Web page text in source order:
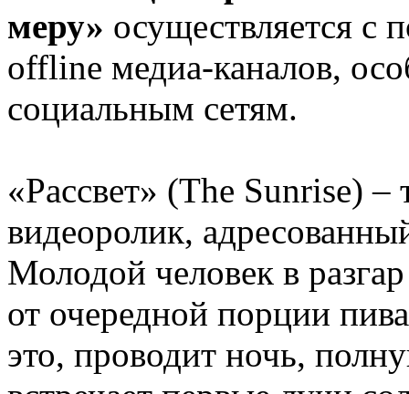
меру» осуществляется
offline медиа-каналов,
социальным сетям.
«Рассвет» (The Sunrise) –
видеоролик,
Молодой человек в
от очередной порции
это, проводит ночь,